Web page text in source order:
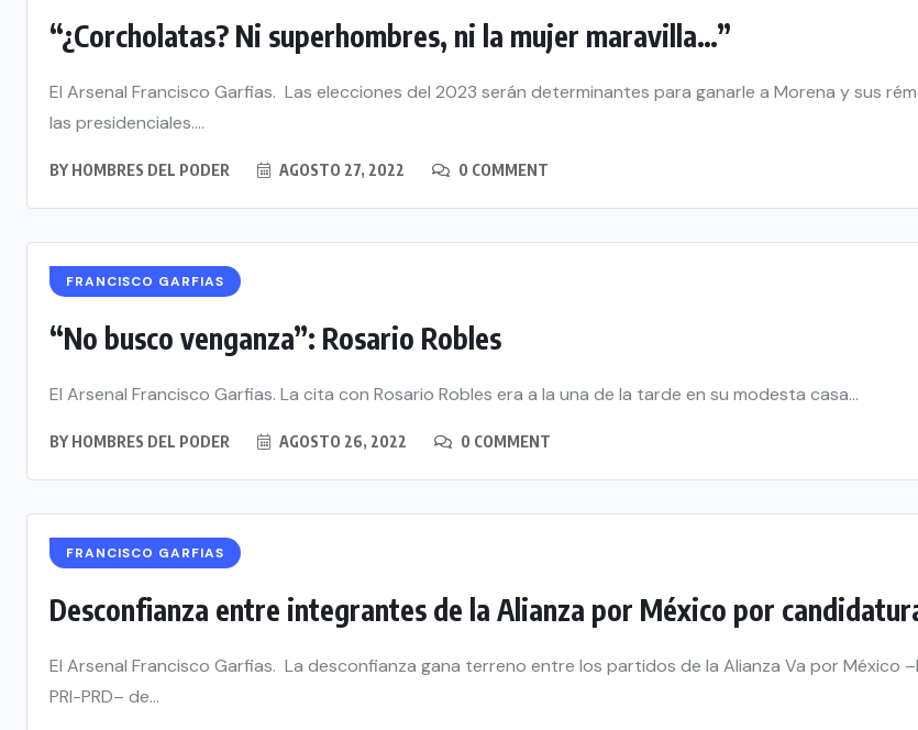
“¿Corcholatas? Ni superhombres, ni la mujer maravilla…”
El Arsenal Francisco Garfias. Las elecciones del 2023 serán determinantes para ganarle a Morena y sus
las presidenciales....
BY HOMBRES DEL PODER AGOSTO 27, 2022 0 COMMENT
FRANCISCO GARFIAS
“No busco venganza”: Rosario Robles
El Arsenal Francisco Garfias. La cita con Rosario Robles era a la una de la tarde en su modesta casa...
BY HOMBRES DEL PODER AGOSTO 26, 2022 0 COMMENT
FRANCISCO GARFIAS
Desconfianza entre integrantes de la Alianza por México por
El Arsenal Francisco Garfias. La desconfianza gana terreno entre los partidos de la Alianza Va por México
PRI-PRD– de...